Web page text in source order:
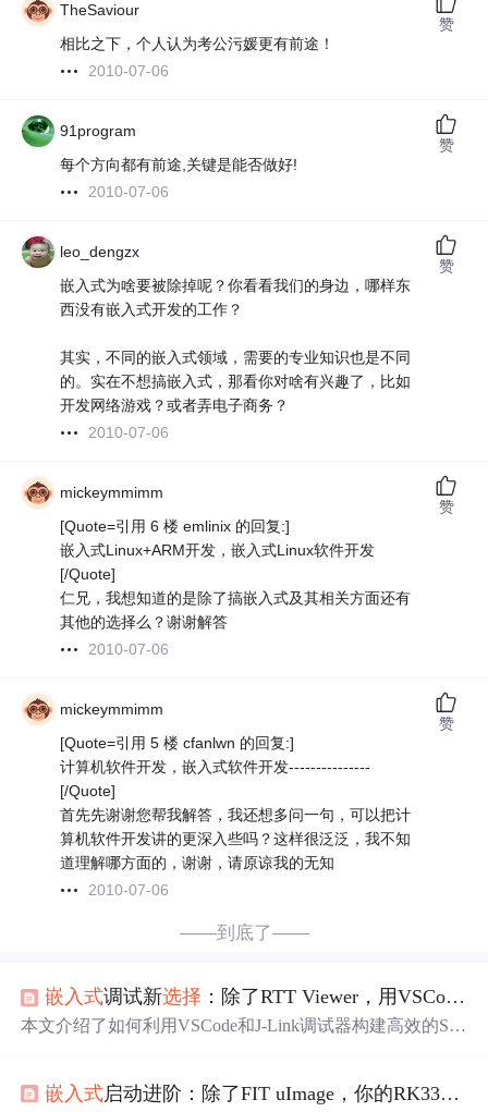
TheSaviour
相比之下，个人认为考公污媛更有前途！
2010-07-06
赞
91program
每个方向都有前途,关键是能否做好!
2010-07-06
赞
leo_dengzx
嵌入式为啥要被除掉呢？你看看我们的身边，哪样东
西没有嵌入式开发的工作？
其实，不同的嵌入式领域，需要的专业知识也是不同
的。实在不想搞嵌入式，那看你对啥有兴趣了，比如
开发网络游戏？或者弄电子商务？
2010-07-06
赞
mickeymmimm
[Quote=引用 6 楼 emlinix 的回复:]
嵌入式Linux+ARM开发，嵌入式Linux软件开发
[/Quote]
仁兄，我想知道的是除了搞嵌入式及其相关方面还有
其他的选择么？谢谢解答
2010-07-06
赞
mickeymmimm
[Quote=引用 5 楼 cfanlwn 的回复:]
计算机软件开发，嵌入式软件开发---------------
[/Quote]
首先先谢谢您帮我解答，我还想多问一句，可以把计
算机软件开发讲的更深入些吗？这样很泛泛，我不知
道理解哪方面的，谢谢，请原谅我的无知
2010-07-06
赞
——到底了——
嵌入式调试新选择 ：除了RTT Viewer，用VSCode+J-Link也能玩转SEGGER RTT日志
本文介绍了如何利用VSCode和J-Link调试器构建高效的SE
巧，帮助嵌入式开发者在保持系统实时性的同时，实现高
嵌入式启动进阶：除了FIT uImage，你的RK3399开发板还能怎么玩？对比传统uImage与FIT的实战